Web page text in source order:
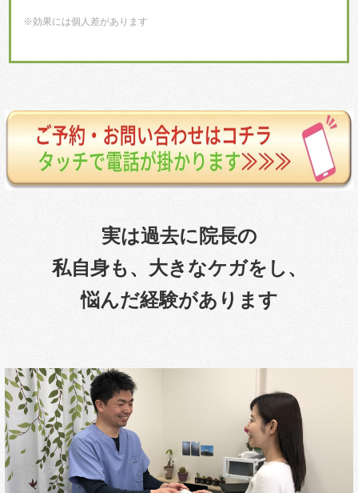
※効果には個人差があります
実は過去に院長の
私自身も、大きなケガをし、
悩んだ経験があります